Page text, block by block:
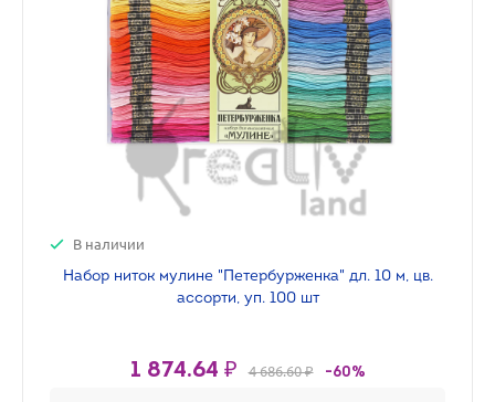
В наличии
Набор ниток мулине "Петербурженка" дл. 10 м, цв.
ассорти, уп. 100 шт
1 874.64 ₽ 4 686.60 ₽ -60%